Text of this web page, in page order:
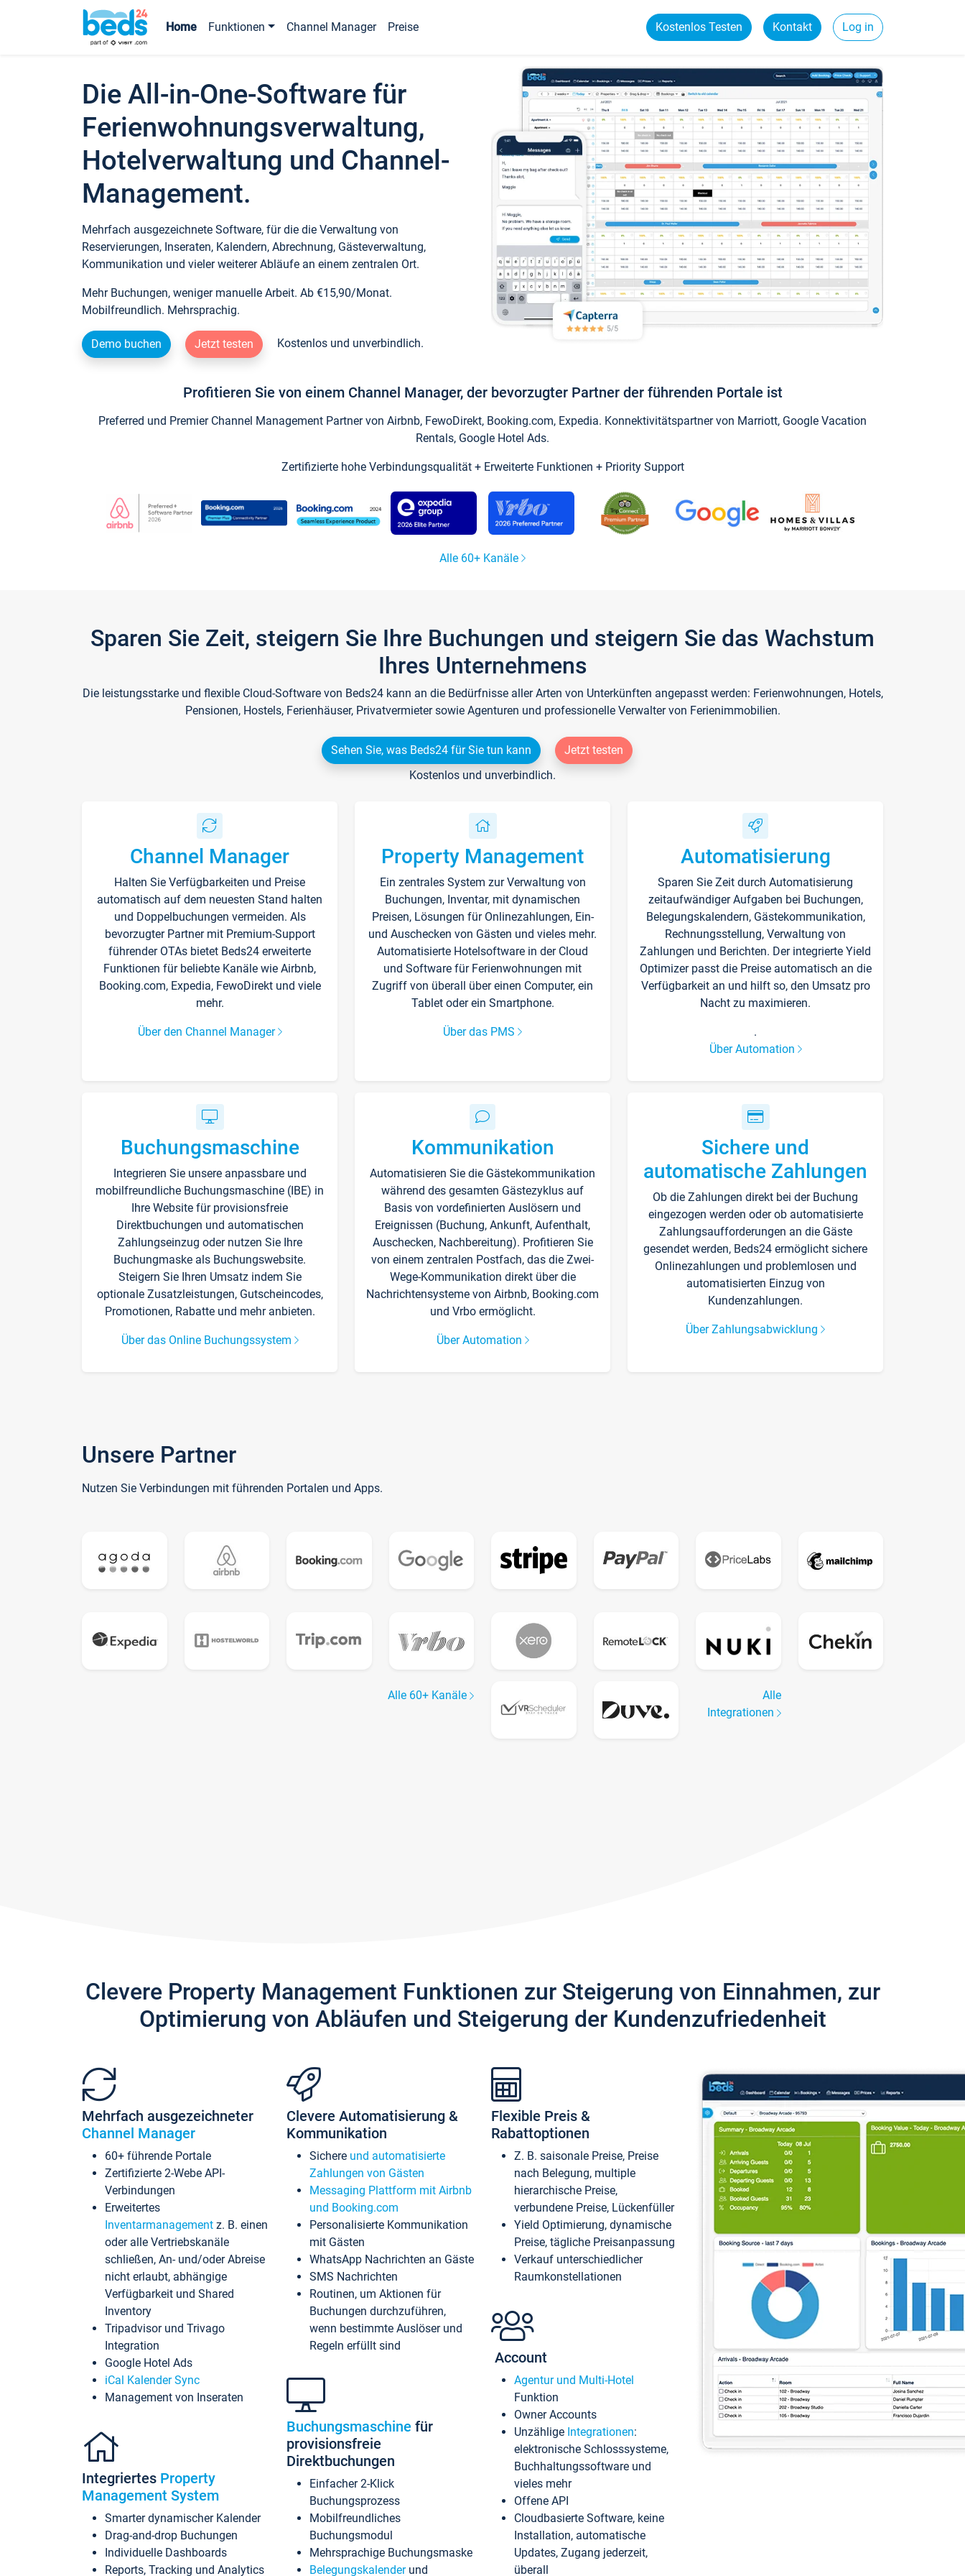
Home Funktionen Channel Manager Preise Kostenlos Testen Kontakt Log in
Die All-in-One-Software für
Ferienwohnungsverwaltung,
Hotelverwaltung und Channel-
Management.
Mehrfach ausgezeichnete Software, für die die Verwaltung von
Reservierungen, Inseraten, Kalendern, Abrechnung, Gästeverwaltung,
Kommunikation und vieler weiterer Abläufe an einem zentralen Ort.
Mehr Buchungen, weniger manuelle Arbeit. Ab €15,90/Monat.
Mobilfreundlich. Mehrsprachig.
Demo buchen Jetzt testen Kostenlos und unverbindlich.
Profitieren Sie von einem Channel Manager, der bevorzugter Partner der führenden Portale ist
Preferred und Premier Channel Management Partner von Airbnb, FewoDirekt, Booking.com, Expedia. Konnektivitätspartner von Marriott, Google Vacation
Rentals, Google Hotel Ads.
Zertifizierte hohe Verbindungsqualität + Erweiterte Funktionen + Priority Support
Alle 60+ Kanäle
Sparen Sie Zeit, steigern Sie Ihre Buchungen und steigern Sie das Wachstum
Ihres Unternehmens
Die leistungsstarke und flexible Cloud-Software von Beds24 kann an die Bedürfnisse aller Arten von Unterkünften angepasst werden: Ferienwohnungen, Hotels,
Pensionen, Hostels, Ferienhäuser, Privatvermieter sowie Agenturen und professionelle Verwalter von Ferienimmobilien.
Sehen Sie, was Beds24 für Sie tun kann
Jetzt testen
Kostenlos und unverbindlich.
Channel Manager
Halten Sie Verfügbarkeiten und Preise
automatisch auf dem neuesten Stand halten
und Doppelbuchungen vermeiden. Als
bevorzugter Partner mit Premium-Support
führender OTAs bietet Beds24 erweiterte
Funktionen für beliebte Kanäle wie Airbnb,
Booking.com, Expedia, FewoDirekt und viele
mehr.
Über den Channel Manager
Property Management
Ein zentrales System zur Verwaltung von
Buchungen, Inventar, mit dynamischen
Preisen, Lösungen für Onlinezahlungen, Ein-
und Auschecken von Gästen und vieles mehr.
Automatisierte Hotelsoftware in der Cloud
und Software für Ferienwohnungen mit
Zugriff von überall über einen Computer, ein
Tablet oder ein Smartphone.
Über das PMS
Automatisierung
Sparen Sie Zeit durch Automatisierung
zeitaufwändiger Aufgaben bei Buchungen,
Belegungskalendern, Gästekommunikation,
Rechnungsstellung, Verwaltung von
Zahlungen und Berichten. Der integrierte Yield
Optimizer passt die Preise automatisch an die
Verfügbarkeit an und hilft so, den Umsatz pro
Nacht zu maximieren.
.
Über Automation
Buchungsmaschine
Integrieren Sie unsere anpassbare und
mobilfreundliche Buchungsmaschine (IBE) in
Ihre Website für provisionsfreie
Direktbuchungen und automatischen
Zahlungseinzug oder nutzen Sie Ihre
Buchungmaske als Buchungswebsite.
Steigern Sie Ihren Umsatz indem Sie
optionale Zusatzleistungen, Gutscheincodes,
Promotionen, Rabatte und mehr anbieten.
Über das Online Buchungssystem
Kommunikation
Automatisieren Sie die Gästekommunikation
während des gesamten Gästezyklus auf
Basis von vordefinierten Auslösern und
Ereignissen (Buchung, Ankunft, Aufenthalt,
Auschecken, Nachbereitung). Profitieren Sie
von einem zentralen Postfach, das die Zwei-
Wege-Kommunikation direkt über die
Nachrichtensysteme von Airbnb, Booking.com
und Vrbo ermöglicht.
Über Automation
Sichere und
automatische Zahlungen
Ob die Zahlungen direkt bei der Buchung
eingezogen werden oder ob automatisierte
Zahlungsaufforderungen an die Gäste
gesendet werden, Beds24 ermöglicht sichere
Onlinezahlungen und problemlosen und
automatisierten Einzug von
Kundenzahlungen.
Über Zahlungsabwicklung
Unsere Partner
Nutzen Sie Verbindungen mit führenden Portalen und Apps.
Alle 60+ Kanäle
Alle
Integrationen
Clevere Property Management Funktionen zur Steigerung von Einnahmen, zur
Optimierung von Abläufen und Steigerung der Kundenzufriedenheit
Mehrfach ausgezeichneter
Channel Manager
60+ führende Portale
Zertifizierte 2-Webe API-
Verbindungen
Erweitertes
Inventarmanagement z. B. einen
oder alle Vertriebskanäle
schließen, An- und/oder Abreise
nicht erlaubt, abhängige
Verfügbarkeit und Shared
Inventory
Tripadvisor und Trivago
Integration
Google Hotel Ads
iCal Kalender Sync
Management von Inseraten
Integriertes Property
Management System
Smarter dynamischer Kalender
Drag-and-drop Buchungen
Individuelle Dashboards
Reports, Tracking und Analytics
Clevere Automatisierung &
Kommunikation
Sichere und automatisierte
Zahlungen von Gästen
Messaging Plattform mit Airbnb
und Booking.com
Personalisierte Kommunikation
mit Gästen
WhatsApp Nachrichten an Gäste
SMS Nachrichten
Routinen, um Aktionen für
Buchungen durchzuführen,
wenn bestimmte Auslöser und
Regeln erfüllt sind
Buchungsmaschine für
provisionsfreie
Direktbuchungen
Einfacher 2-Klick
Buchungsprozess
Mobilfreundliches
Buchungsmodul
Mehrsprachige Buchungsmaske
Belegungskalenderund
Flexible Preis &
Rabattoptionen
Z. B. saisonale Preise, Preise
nach Belegung, multiple
hierarchische Preise,
verbundene Preise, Lückenfüller
Yield Optimierung, dynamische
Preise, tägliche Preisanpassung
Verkauf unterschiedlicher
Raumkonstellationen
Account
Agentur und Multi-Hotel
Funktion
Owner Accounts
Unzählige Integrationen:
elektronische Schlosssysteme,
Buchhaltungssoftware und
vieles mehr
Offene API
Cloudbasierte Software, keine
Installation, automatische
Updates, Zugang jederzeit,
überall